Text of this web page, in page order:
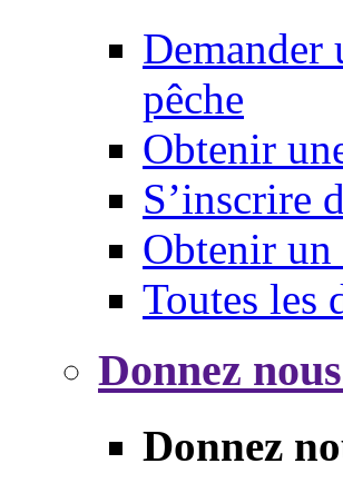
Demander
pêche
Obtenir
S’inscrire
Obtenir un
Toutes les
Donnez
Donnez